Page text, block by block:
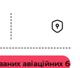
авіаційних